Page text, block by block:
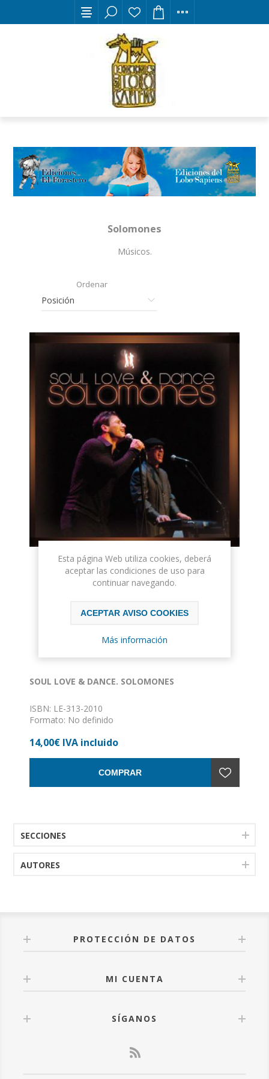
Solomones
Músicos.
Ordenar
SOUL LOVE & DANCE. SOLOMONES
ISBN: LE-313-2010
Formato: No definido
14,00€ IVA incluido
COMPRAR
SECCIONES
AUTORES
PROTECCIÓN DE DATOS
MI CUENTA
SÍGANOS
Esta página Web utiliza cookies, deberá
aceptar las condiciones de uso para
continuar navegando.
ACEPTAR AVISO COOKIES
Más información